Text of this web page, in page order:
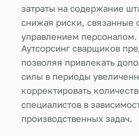
затраты на содержание
снижая риски, связанные
управлением персоналом.
Аутсорсинг сварщиков
позволяя привлекать
силы в периоды
корректировать
специалистов в
производственных задач.